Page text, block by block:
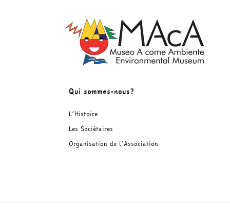
Qui sommes-nous?
L’Histoire
Les Sociétaires
Organisation de l’Association